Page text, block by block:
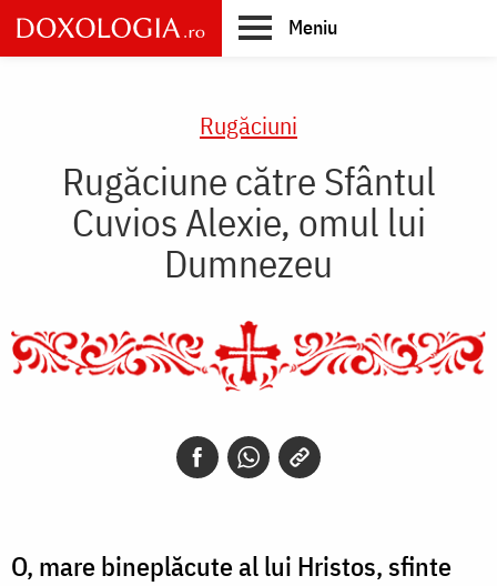
Skip
to
main
Meniu
Rugăciuni
Rugăciune către Sfântul
Cuvios Alexie, omul lui
Dumnezeu
O, mare bineplăcute al lui Hristos, sfinte